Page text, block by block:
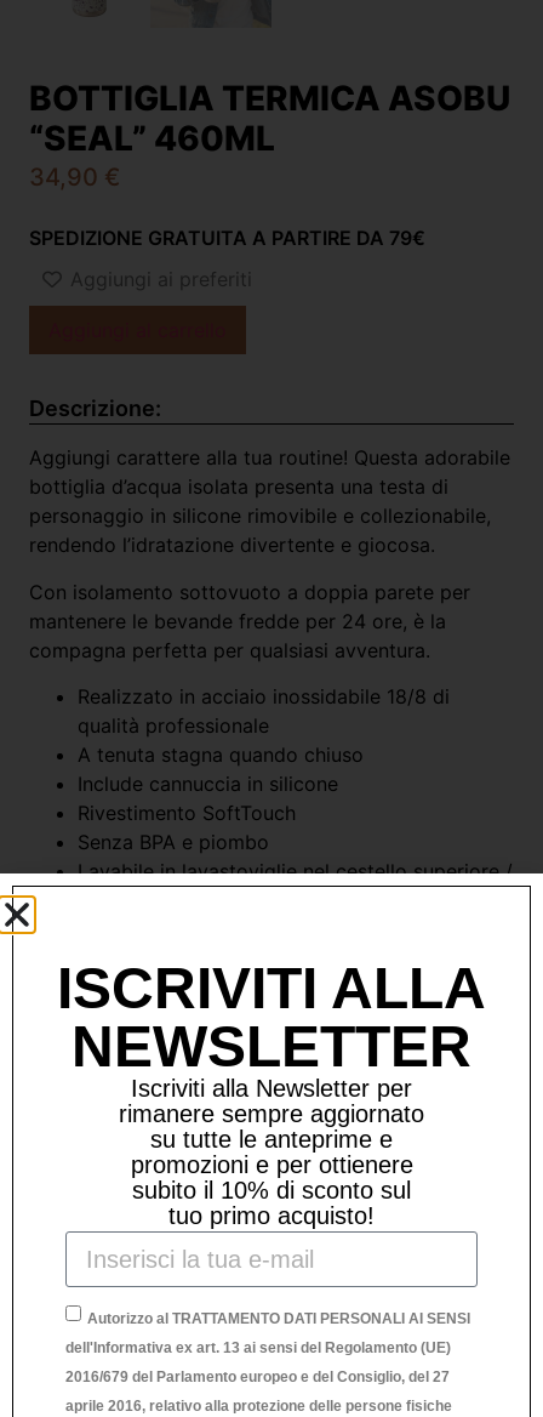
BOTTIGLIA TERMICA ASOBU
“SEAL” 460ML
34,90 €
SPEDIZIONE GRATUITA A PARTIRE DA 79€
Aggiungi ai preferiti
Descrizione:
Aggiungi carattere alla tua routine! Questa adorabile
bottiglia d’acqua isolata presenta una testa di
personaggio in silicone rimovibile e collezionabile,
rendendo l’idratazione divertente e giocosa.
Con isolamento sottovuoto a doppia parete per
mantenere le bevande fredde per 24 ore, è la
compagna perfetta per qualsiasi avventura.
Realizzato in acciaio inossidabile 18/8 di
qualità professionale
A tenuta stagna quando chiuso
Include cannuccia in silicone
Rivestimento SoftTouch
Senza BPA e piombo
Lavabile in lavastoviglie nel cestello superiore /
Prodotti Correlati
ISCRIVITI ALLA
NEWSLETTER
Iscriviti alla Newsletter per
rimanere sempre aggiornato
su tutte le anteprime e
promozioni e per ottienere
subito il 10% di sconto sul
tuo primo acquisto!
Autorizzo al TRATTAMENTO DATI PERSONALI AI SENSI
dell'Informativa ex art. 13 ai sensi del Regolamento (UE)
2016/679 del Parlamento europeo e del Consiglio, del 27
aprile 2016, relativo alla protezione delle persone fisiche